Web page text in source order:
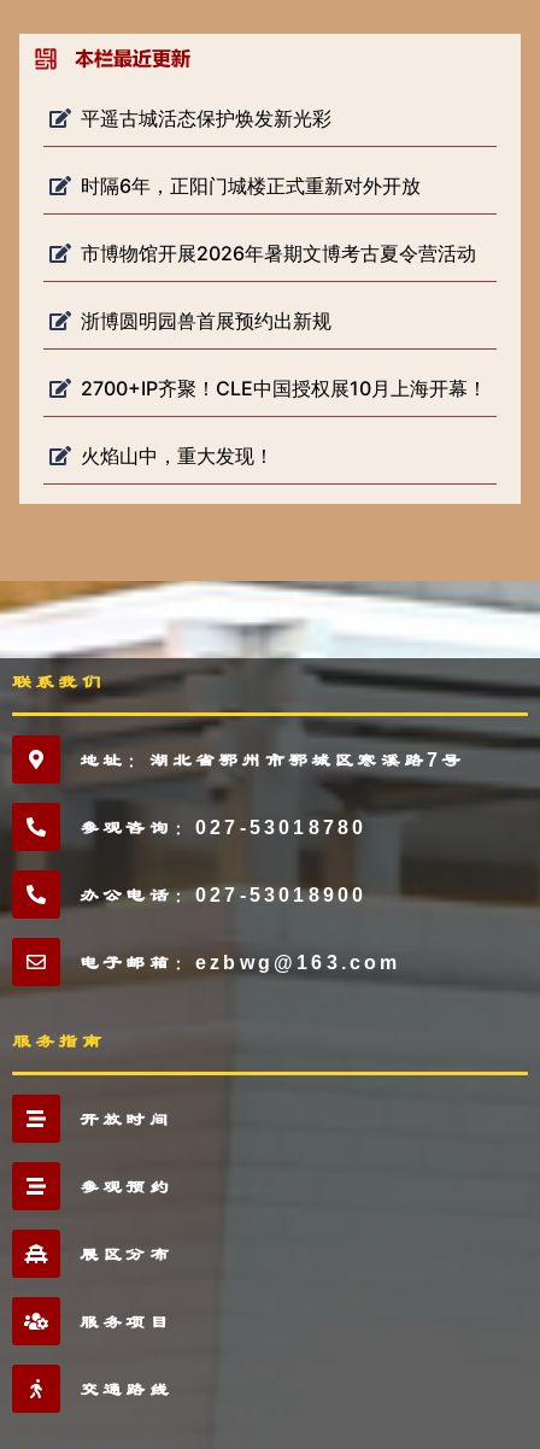
平遥古城活态保护焕发新光彩
时隔6年，正阳门城楼正式重新对外开放
市博物馆开展2026年暑期文博考古夏令营活动
浙博圆明园兽首展预约出新规
2700+IP齐聚！CLE中国授权展10月上海开幕！
火焰山中，重大发现！
联系我们
地址：湖北省鄂州市鄂城区寒溪路7号
参观咨询：027-53018780
办公电话：027-53018900
电子邮箱：ezbwg@163.com
服务指南
开放时间
参观预约
展区分布
服务项目
交通路线